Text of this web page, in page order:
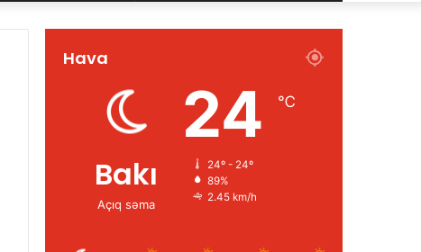
Hava
Bakı
Açıq səma
24 ℃
24º - 24º
89%
2.45 km/h